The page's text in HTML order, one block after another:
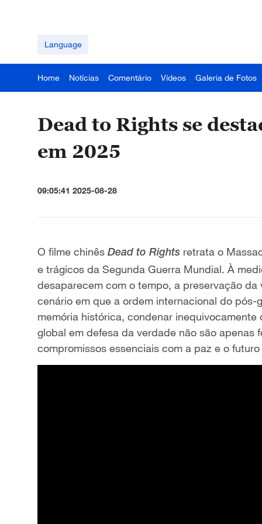
Language
Home Notícias Comentário Vídeos Galeria de Fotos
Dead to Rights se
em 2025
09:05:41 2025-08-28
O filme chinês Dead to Rights retrata o
e trágicos da Segunda Guerra Mundial. À
desaparecem com o tempo, a preservação da
cenário em que a ordem internacional do pós-
memória histórica, condenar
global em defesa da verdade não são apenas
compromissos essenciais com a paz e o